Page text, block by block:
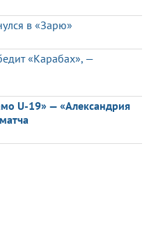
в «Зарю»
«Карабах», —
U-19» — «Александрия